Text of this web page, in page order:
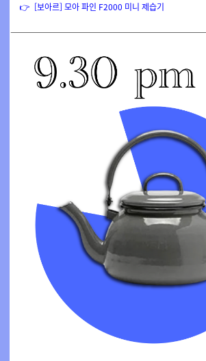
👉 [보아르] 모아 파인 F2000 미니 제습기